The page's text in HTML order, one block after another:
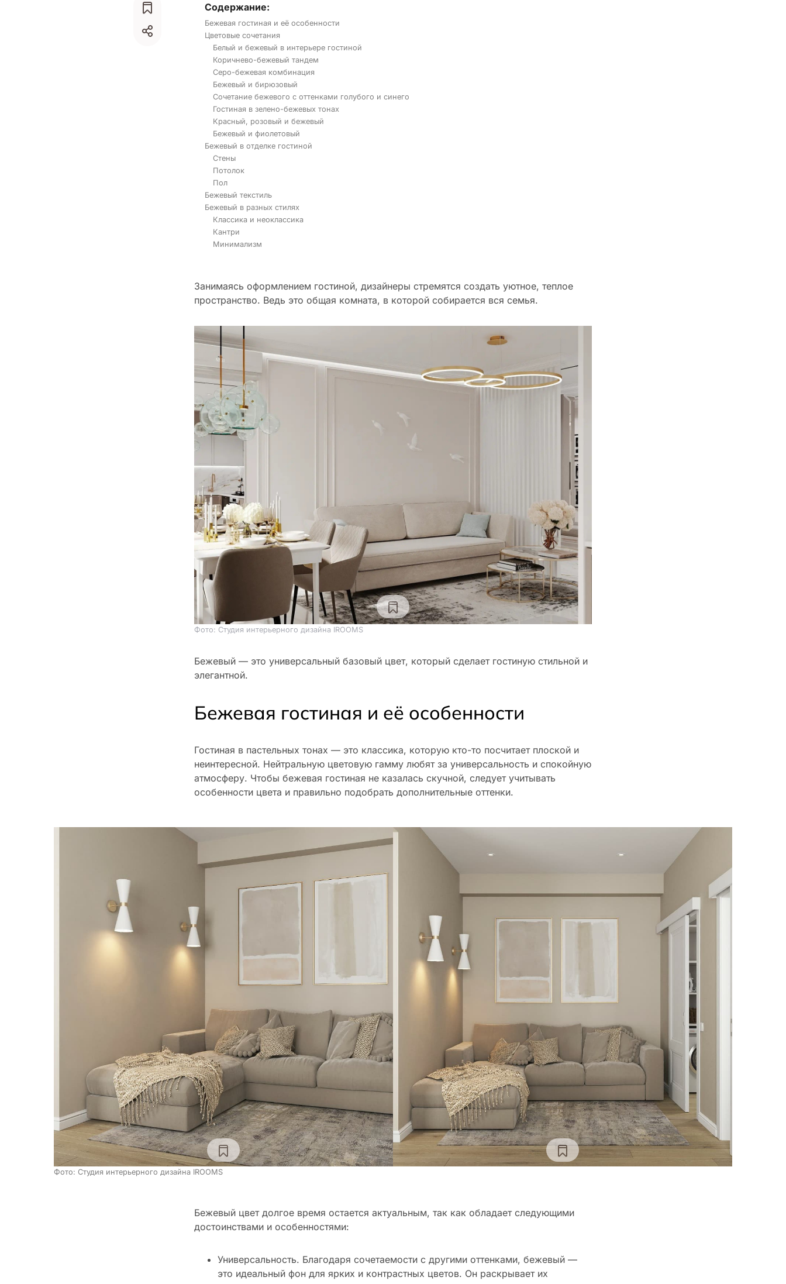
Содержание:
Бежевая гостиная и её особенности
Цветовые сочетания
Белый и бежевый в интерьере гостиной
Коричнево-бежевый тандем
Серо-бежевая комбинация
Бежевый и бирюзовый
Сочетание бежевого с оттенками голубого и синего
Гостиная в зелено-бежевых тонах
Красный, розовый и бежевый
Бежевый и фиолетовый
Бежевый в отделке гостиной
Стены
Потолок
Пол
Бежевый текстиль
Бежевый в разных стилях
Классика и неоклассика
Кантри
Минимализм
Занимаясь оформлением гостиной, дизайнеры стремятся создать уютное, теплое
пространство. Ведь это общая комната, в которой собирается вся семья.
Фото: Студия интерьерного дизайна IROOMS
Бежевый — это универсальный базовый цвет, который сделает гостиную стильной и
элегантной.
Бежевая гостиная и её особенности
Гостиная в пастельных тонах — это классика, которую кто-то посчитает плоской и
неинтересной. Нейтральную цветовую гамму любят за универсальность и спокойную
атмосферу. Чтобы бежевая гостиная не казалась скучной, следует учитывать
особенности цвета и правильно подобрать дополнительные оттенки.
Фото: Студия интерьерного дизайна IROOMS
Бежевый цвет долгое время остается актуальным, так как обладает следующими
достоинствами и особенностями:
Универсальность. Благодаря сочетаемости с другими оттенками, бежевый —
это идеальный фон для ярких и контрастных цветов. Он раскрывает их